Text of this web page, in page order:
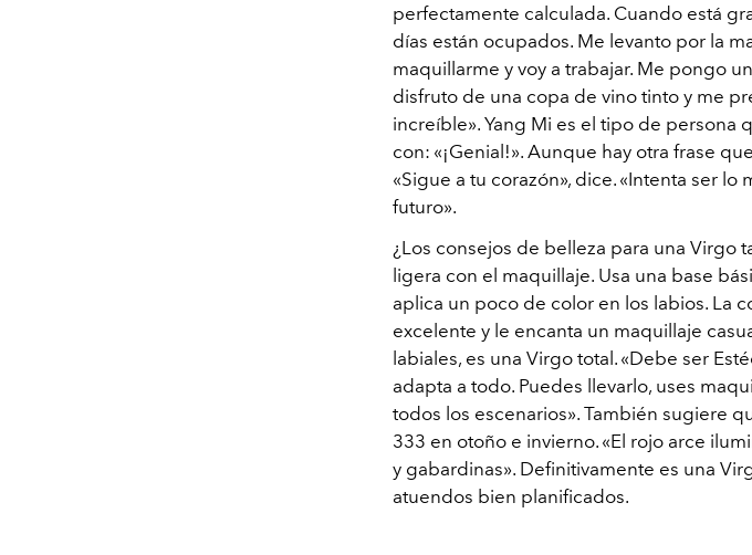
perfectamente calculada. Cuando está
días están ocupados. Me levanto por la
maquillarme y voy a trabajar. Me pongo
disfruto de una copa de vino tinto y me
increíble». Yang Mi es el tipo de persona
con: «¡Genial!». Aunque hay otra frase
«Sigue a tu corazón», dice. «Intenta ser
futuro».
¿Los consejos de belleza para una Virgo
ligera con el maquillaje. Usa una base
aplica un poco de color en los labios. La
excelente y le encanta un maquillaje
labiales, es una Virgo total. «Debe ser
adapta a todo. Puedes llevarlo, uses
todos los escenarios». También sugiere
333 en otoño e invierno. «El rojo arce
y gabardinas». Definitivamente es una
atuendos bien planificados.